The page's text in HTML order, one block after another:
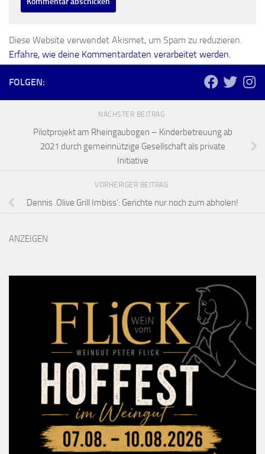
Diese Website verwendet Akismet, um Spam zu reduzieren.
Erfahre, wie deine Kommentardaten verarbeitet werden.
FOLGEN:
NÄCHSTER BEITRAG
Pilotprojekt am Rheingaubogen – Kinderbetreuung ab
2021 durch gemeinnützige Gesellschaft als private
Initiative
VORHERIGER BEITRAG
Dennis ‚Olive Grill Imbiss‘: Gerichte nur noch zum abholen!
ANZEIGEN